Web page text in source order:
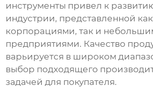
инструменты привел к
индустрии, представленной
корпорациями, так и
предприятиями. Качество
варьируется в широком
выбор подходящего
задачей для покупателя.